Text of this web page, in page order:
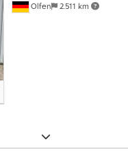
Olfen 2.511 km